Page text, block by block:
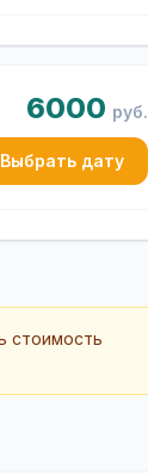
6000 руб.
Выбрать дату
стоимость